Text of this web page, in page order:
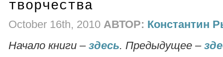
творчества
October 16th, 2010 АВТОР: Константин
Начало книги – здесь. Предыдущее –